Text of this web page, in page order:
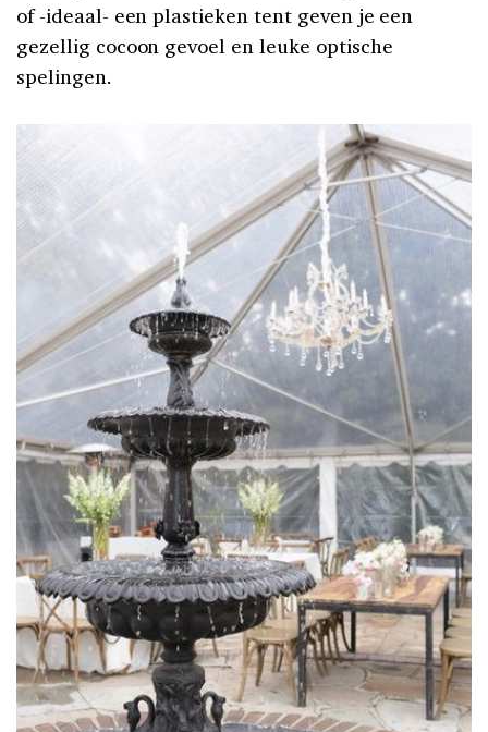
of -ideaal- een plastieken tent geven je een
gezellig cocoon gevoel en leuke optische
spelingen.